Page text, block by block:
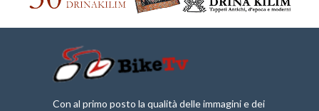
Con al primo posto la qualità delle immagini e dei